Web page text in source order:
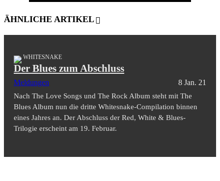
ÄHNLICHE ARTIKEL
WHITESNAKE
Der Blues zum Abschluss
Meldungen 8 Jan. 21
Nach The Love Songs und The Rock Album steht mit The
Blues Album nun die dritte Whitesnake-Compilation binnen
eines Jahres an. Der Abschluss der Red, White & Blues-
Trilogie erscheint am 19. Februar.